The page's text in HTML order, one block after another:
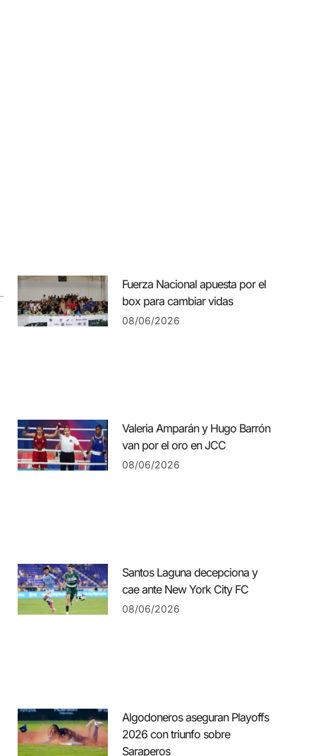
Fuerza Nacional apuesta por el
box para cambiar vidas
08/06/2026
Valeria Amparán y Hugo Barrón
van por el oro en JCC
08/06/2026
Santos Laguna decepciona y
cae ante New York City FC
08/06/2026
Algodoneros aseguran Playoffs
2026 con triunfo sobre
Saraperos